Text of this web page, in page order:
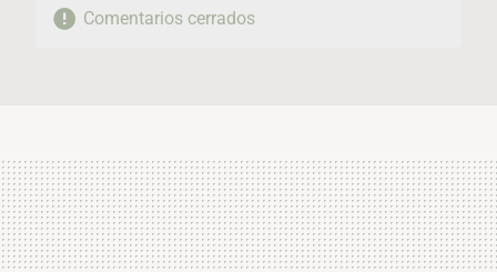
Comentarios cerrados